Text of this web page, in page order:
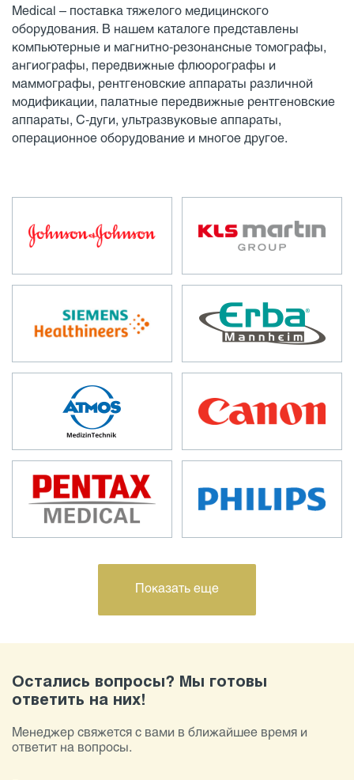
Medical – поставка тяжелого медицинского
оборудования. В нашем каталоге представлены
компьютерные и магнитно-резонансные томографы,
ангиографы, передвижные флюорографы и
маммографы, рентгеновские аппараты различной
модификации, палатные передвижные рентгеновские
аппараты, С-дуги, ультразвуковые аппараты,
операционное оборудование и многое другое.
Показать еще
Остались вопросы? Мы готовы
ответить на них!
Менеджер свяжется с вами в ближайшее время и
ответит на вопросы.